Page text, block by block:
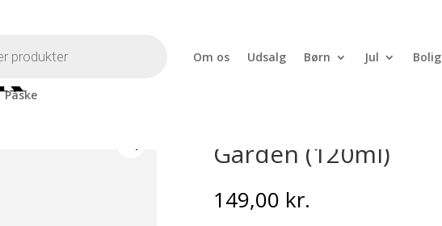
Om os Udsalg Børn Jul Bolig
Påske Garden (120ml)
Garden (120ml)
149,00 kr.